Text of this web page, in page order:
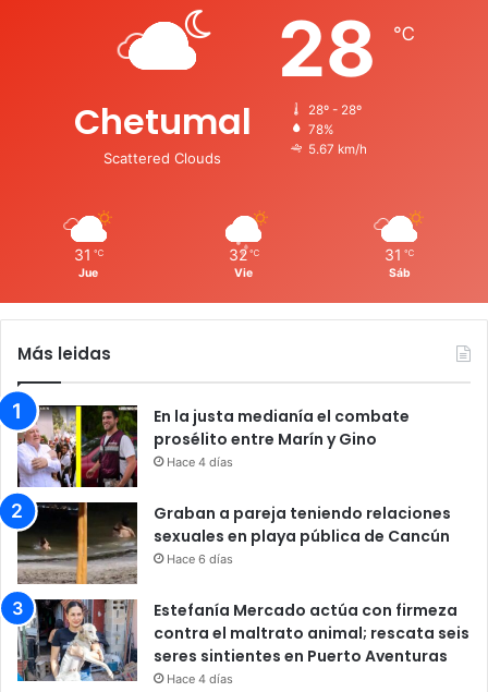
Chetumal
Scattered Clouds
28 ℃
28º - 28º
78%
5.67 km/h
31 ℃
Jue
32 ℃
Vie
31 ℃
Sáb
Más leidas
En la justa medianía el combate
prosélito entre Marín y Gino
Hace 4 días
Graban a pareja teniendo relaciones
sexuales en playa pública de Cancún
Hace 6 días
Estefanía Mercado actúa con firmeza
contra el maltrato animal; rescata seis
seres sintientes en Puerto Aventuras
Hace 4 días